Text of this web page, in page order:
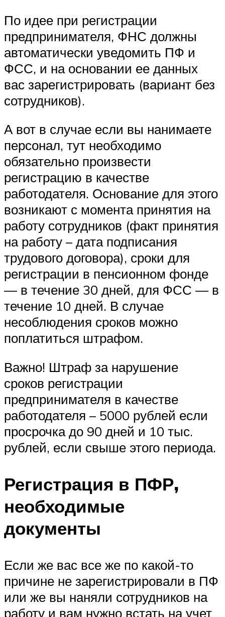
По идее при регистрации
предпринимателя, ФНС должны
автоматически уведомить ПФ и
ФСС, и на основании ее данных
вас зарегистрировать (вариант без
сотрудников).
А вот в случае если вы нанимаете
персонал, тут необходимо
обязательно произвести
регистрацию в качестве
работодателя. Основание для этого
возникают с момента принятия на
работу сотрудников (факт принятия
на работу – дата подписания
трудового договора), сроки для
регистрации в пенсионном фонде
— в течение 30 дней, для ФСС — в
течение 10 дней. В случае
несоблюдения сроков можно
поплатиться штрафом.
Важно! Штраф за нарушение
сроков регистрации
предпринимателя в качестве
работодателя – 5000 рублей если
просрочка до 90 дней и 10 тыс.
рублей, если свыше этого периода.
Регистрация в ПФР,
необходимые
документы
Если же вас все же по какой-то
причине не зарегистрировали в ПФ
или же вы наняли сотрудников на
работу и вам нужно встать на учет